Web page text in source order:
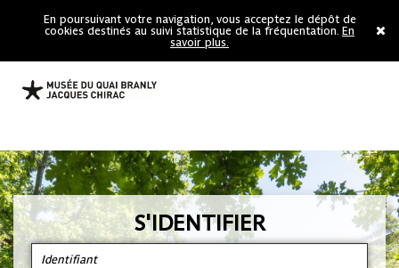
En poursuivant votre navigation, vous acceptez le dépôt de
cookies destinés au suivi statistique de la fréquentation. En
savoir plus.
S'IDENTIFIER